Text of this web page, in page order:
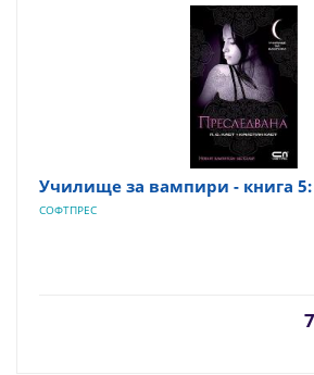
Училище за вампири - книга
СОФТПРЕС